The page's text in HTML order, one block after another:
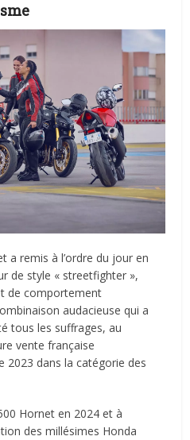
a remis à l’ordre du jour en
de style « streetfighter »,
de comportement
audacieuse qui a
tous les suffrages, au
vente française
2023 dans la catégorie des
Hornet en 2024 et à
des millésimes Honda